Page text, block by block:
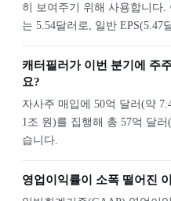
히 보여주기 위해 사용합니다.
는 5.54달러로, 일반 EPS(5.47
캐터필러가 이번 분기에 주
요?
자사주 매입에 50억 달러(약
1조 원)를 집행해 총 57억 달
습니다.
영업이익률이 소폭 떨어진